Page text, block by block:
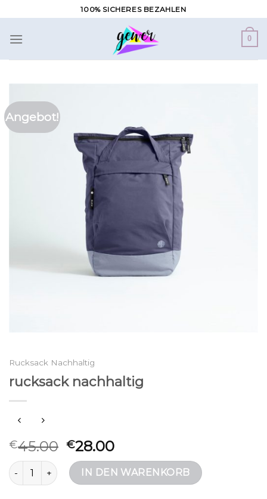
Inhalt
springen
100% SICHERES BEZAHLEN
0
Angebot!
Rucksack Nachhaltig
rucksack nachhaltig
€45.00 €28.00
rucksack nachhaltig MengeIN DEN WARENKORB